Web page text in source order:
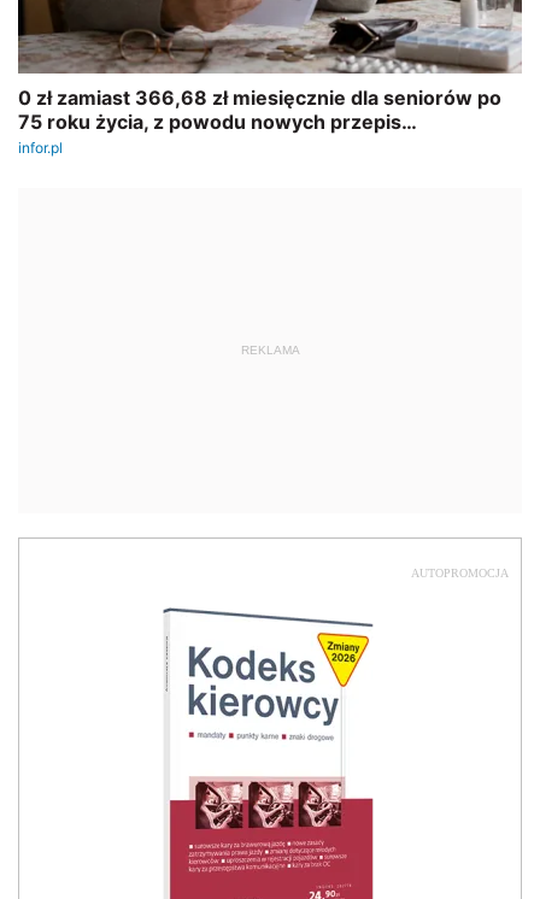
REKLAMA
AUTOPROMOCJA